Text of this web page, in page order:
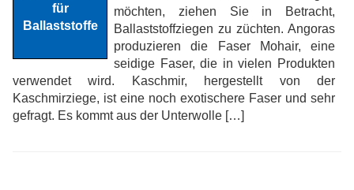
möchten, ziehen Sie in Betracht,
Ballaststoffziegen zu züchten. Angoras
produzieren die Faser Mohair, eine
seidige Faser, die in vielen Produkten
verwendet wird. Kaschmir, hergestellt von der
Kaschmirziege, ist eine noch exotischere Faser und sehr
gefragt. Es kommt aus der Unterwolle […]